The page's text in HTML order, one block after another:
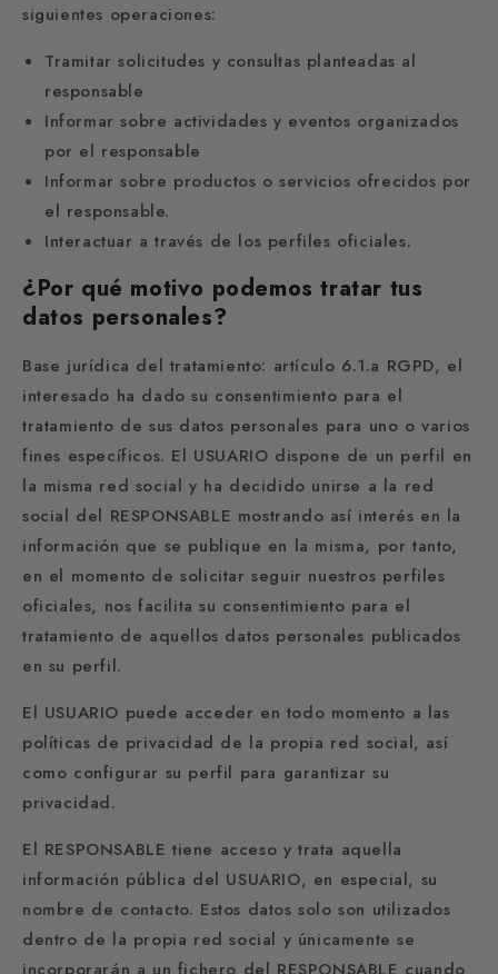
siguientes operaciones:
Tramitar solicitudes y consultas planteadas al
responsable
Informar sobre actividades y eventos organizados
por el responsable
Informar sobre productos o servicios ofrecidos por
el responsable.
Interactuar a través de los perfiles oficiales.
¿Por qué motivo podemos tratar tus
datos personales?
Base jurídica del tratamiento: artículo 6.1.a RGPD, el
interesado ha dado su consentimiento para el
tratamiento de sus datos personales para uno o varios
fines específicos. El USUARIO dispone de un perfil en
la misma red social y ha decidido unirse a la red
social del RESPONSABLE mostrando así interés en la
información que se publique en la misma, por tanto,
en el momento de solicitar seguir nuestros perfiles
oficiales, nos facilita su consentimiento para el
tratamiento de aquellos datos personales publicados
en su perfil.
El USUARIO puede acceder en todo momento a las
políticas de privacidad de la propia red social, así
como configurar su perfil para garantizar su
privacidad.
El RESPONSABLE tiene acceso y trata aquella
información pública del USUARIO, en especial, su
nombre de contacto. Estos datos solo son utilizados
dentro de la propia red social y únicamente se